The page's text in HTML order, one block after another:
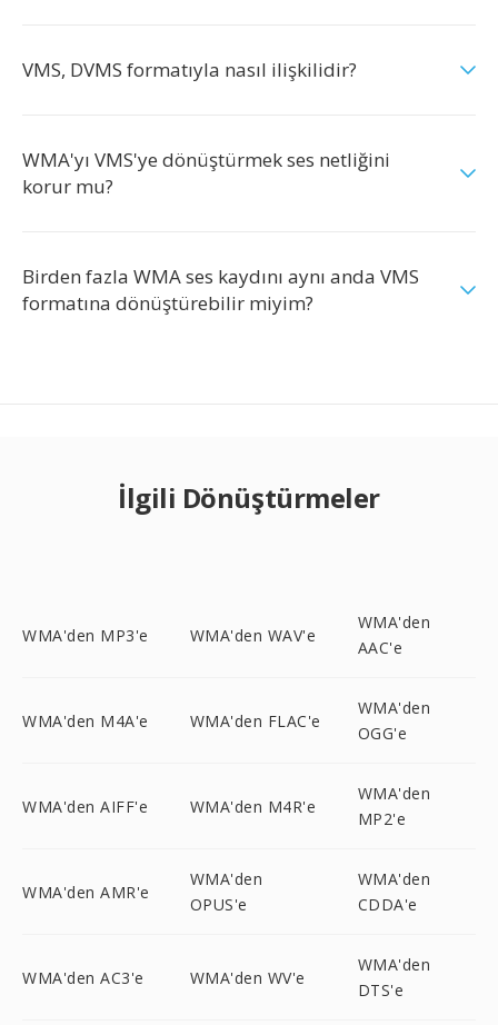
VMS, DVMS formatıyla nasıl ilişkilidir?
WMA'yı VMS'ye dönüştürmek ses netliğini
korur mu?
Birden fazla WMA ses kaydını aynı anda VMS
formatına dönüştürebilir miyim?
İlgili Dönüştürmeler
WMA'den MP3'e WMA'den WAV'e
WMA'den
AAC'e
WMA'den M4A'e WMA'den FLAC'e
WMA'den
OGG'e
WMA'den AIFF'e WMA'den M4R'e
WMA'den
MP2'e
WMA'den AMR'e
WMA'den
OPUS'e
WMA'den
CDDA'e
WMA'den AC3'e WMA'den WV'e
WMA'den
DTS'e